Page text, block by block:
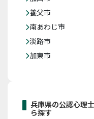
養父市
南あわじ市
淡路市
加東市
兵庫県の公認心理
ら探す